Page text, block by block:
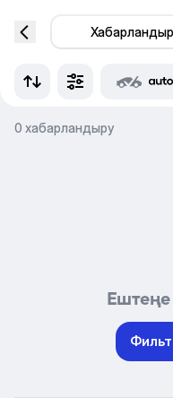
0 хабарландыру